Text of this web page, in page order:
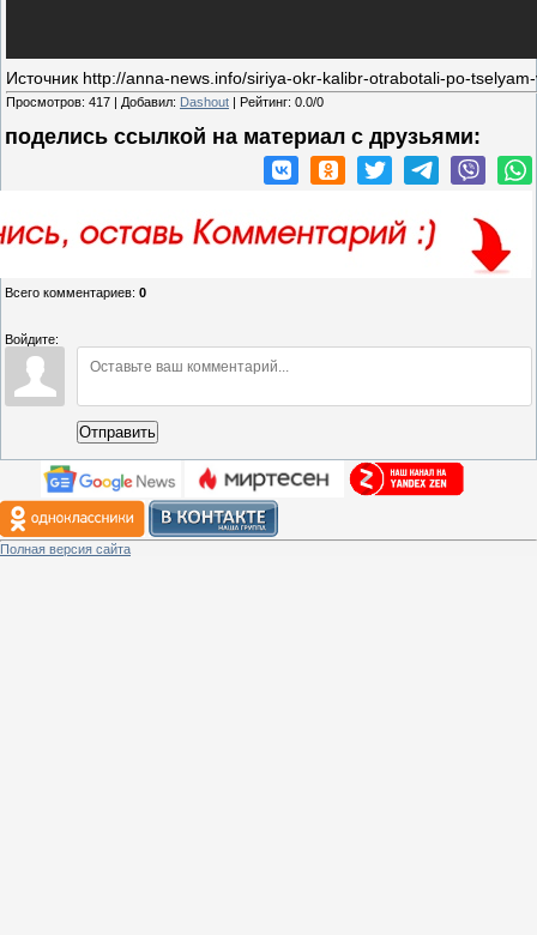
Источник http://anna-news.info/siriya-okr-kalibr-otrabotali-po-
Просмотров: 417 | Добавил: Dashout | Рейтинг: 0.0/0
поделись ссылкой на материал c друзьями:
Всего комментариев: 0
Войдите:
Отправить
Полная версия сайта